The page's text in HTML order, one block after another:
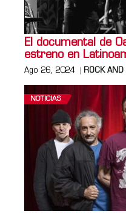
El documental de
estreno en
Ago 26, 2024 ROCK AND
NOTICIAS